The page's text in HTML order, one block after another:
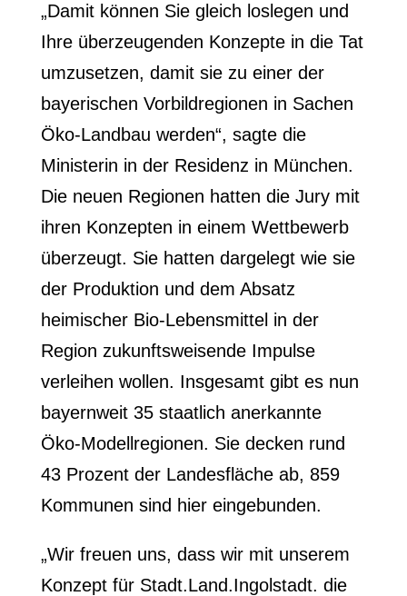
„Damit können Sie gleich loslegen und
Ihre überzeugenden Konzepte in die Tat
umzusetzen, damit sie zu einer der
bayerischen Vorbildregionen in Sachen
Öko-Landbau werden“, sagte die
Ministerin in der Residenz in München.
Die neuen Regionen hatten die Jury mit
ihren Konzepten in einem Wettbewerb
überzeugt. Sie hatten dargelegt wie sie
der Produktion und dem Absatz
heimischer Bio-Lebensmittel in der
Region zukunftsweisende Impulse
verleihen wollen. Insgesamt gibt es nun
bayernweit 35 staatlich anerkannte
Öko-Modellregionen. Sie decken rund
43 Prozent der Landesfläche ab, 859
Kommunen sind hier eingebunden.
„Wir freuen uns, dass wir mit unserem
Konzept für Stadt.Land.Ingolstadt. die